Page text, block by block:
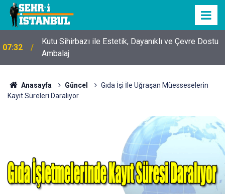
07:32
Kutu Sihirbazı ile Estetik, Dayanıklı ve Çevre Dostu
Ambalaj
Anasayfa Güncel
Gıda İşi İle Uğraşan Müesseselerin
Kayıt Süreleri Daralıyor